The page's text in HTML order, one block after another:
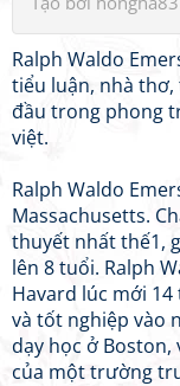
Ralph Waldo
tiểu luận, nhà
đầu trong phong
việt.
Ralph Waldo
Massachusetts.
thuyết nhất thế1,
lên 8 tuổi. Ralph
Havard lúc mới
và tốt nghiệp vào
dạy học ở
của một trường